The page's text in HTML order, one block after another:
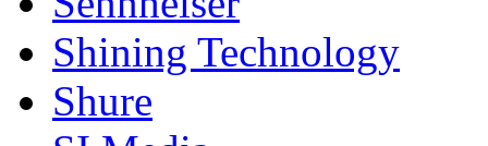
Shining Technology
Shure